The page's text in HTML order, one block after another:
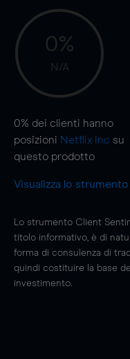
0%
N/A
0% dei clienti hanno
posizioni Netflix Inc su
questo prodotto
Visualizza lo strumento
Lo strumento Client
titolo informativo, è di
forma di consulenza di
quindi costituire la base
investimento.